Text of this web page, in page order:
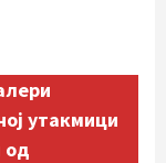
утакмици
од